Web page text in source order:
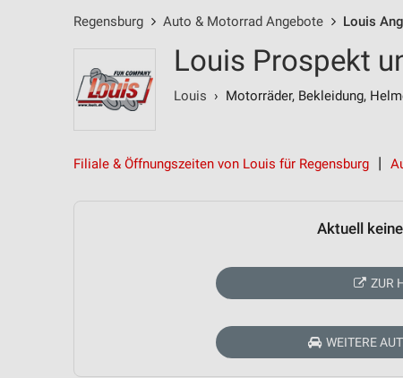
Regensburg Auto & Motorrad Angebote Louis
Louis Prospekt
Louis › Motorräder, Bekleidung,
Filiale & Öffnungszeiten von Louis für Regensburg
Aktuell
ZUR
WEITERE